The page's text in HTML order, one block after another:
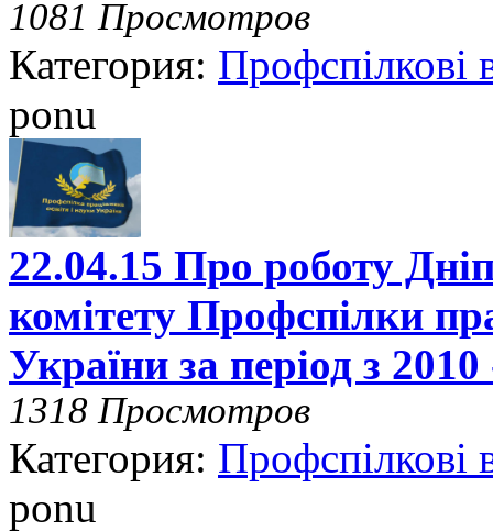
1081 Просмотров
Категория: Профспілкові
ponu
22.04.15 Про роботу
комітету Профспілки
України за період з
1318 Просмотров
Категория: Профспілкові
ponu